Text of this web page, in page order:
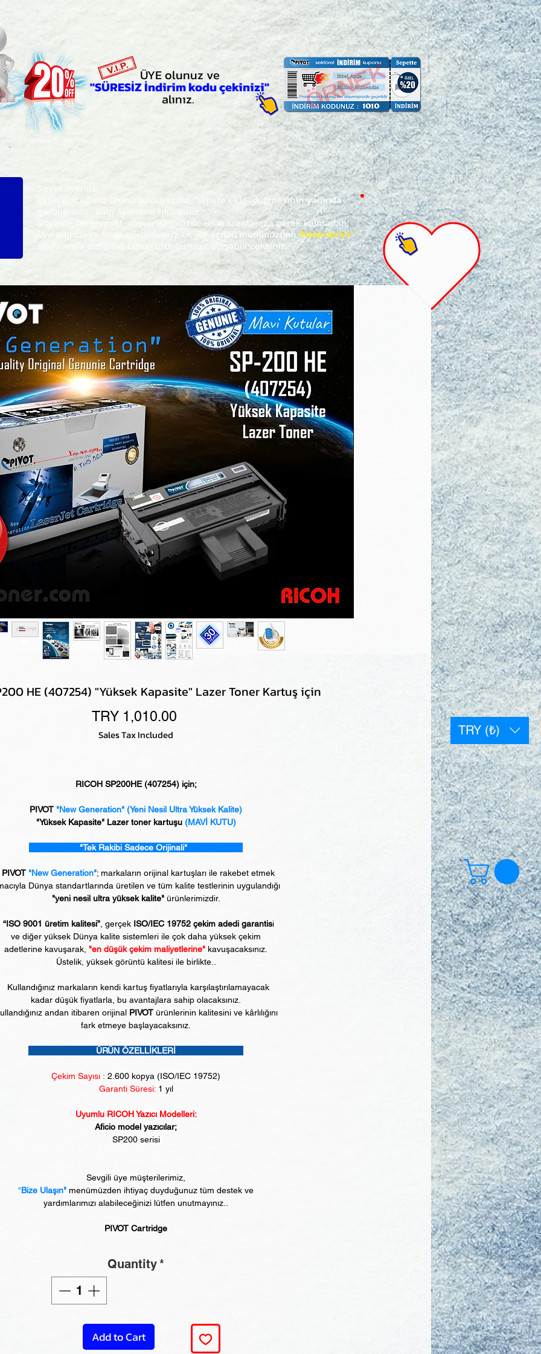
TRY (₺)
ÜYE olunuz ve
"SÜRESİZ İndirim kodu çekinizi"
alınız.
satın alacağınız ürünü bulduysanız, "sepete ekle" düğmesinin yanında
gördüğünüz 'kalp' işaretini tıklayınız.
bir sonraki alışverişlerinizde ürün aramanıza gerek kalmadan,
üye adınızı yanında gördüğünüz 'ok' ile açılan menünüzden"Favorilerim"
sayfasında aldığınız bütün ürünlerinize ulaşabileceksiniz.
HE (407254) "Yüksek Kapasite" Lazer Toner Kartuş için
TRY 1,010.00
Sales Tax Included
RICOH SP200HE (407254) için;
PIVOT "New Generation" (Yeni Nesil Ultra Yüksek Kalite)
"Yüksek Kapasite" Lazer toner kartuşu (MAVİ KUTU)
"Tek Rakibi Sadece Orijinali"
PIVOT "New Generation"; markaların orijinal kartuşları ile rakebet etmek
Dünya standartlarında üretilen ve tüm kalite testlerinin uygulandığı
"yeni nesil ultra yüksek kalite"ürünlerimizdir.
“ISO 9001 üretim kalitesi”, gerçekISO/IEC 19752 çekim adedi garantisi
ve diğer yüksek Dünya kalite sistemleri ile çok daha yüksek çekim
adetlerine kavuşarak, "en düşük çekim maliyetlerine" kavuşacaksınız.
Üstelik, yüksek görüntü kalitesi ile birlikte..
Kullandığınız markaların kendi kartuş fiyatlarıyla karşılaştırılamayacak
kadar düşük fiyatlarla, bu avantajlara sahip olacaksınız.
andan itibaren orijinal PIVOTürünlerinin kalitesini ve kârlılığını
fark etmeye başlayacaksınız.
ÜRÜN ÖZELLİKLERİ
Çekim Sayısı : 2.600 kopya (ISO/IEC 19752)
Garanti Süresi:1 yıl
Uyumlu RICOH Yazıcı Modelleri:
Aficio model yazıcılar;
SP200 serisi
Sevgili üye müşterilerimiz,
"Bize Ulaşın" menümüzden ihtiyaç duyduğunuz tüm destek ve
yardımlarımızı alabileceğinizi lütfen unutmayınız..
PIVOT Cartridge
Quantity*
Add to Cart